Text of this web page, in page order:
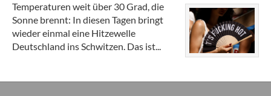
Temperaturen weit über 30 Grad, die
Sonne brennt: In diesen Tagen bringt
wieder einmal eine Hitzewelle
Deutschland ins Schwitzen. Das ist...